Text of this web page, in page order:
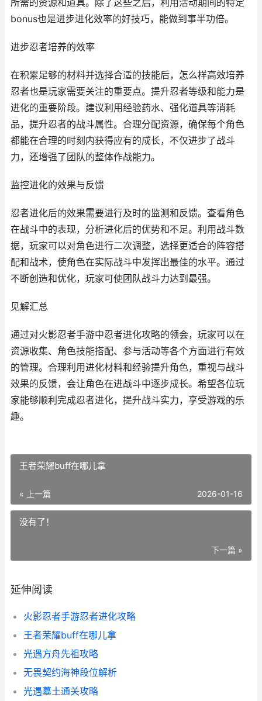
所需的资源和道具。除了这些之后，利用活动期间的特定
bonus也是进步进化效率的好技巧，能做到事半功倍。
进步忍者培养的效率
在积累足够的材料并选择合适的技能后，怎么样高效培养
忍者也是玩家需要关注的重要点。提升忍者等级和能力是
进化的重要阶段。建议利用经验药水、强化道具等消耗
品，提升忍者的战斗属性。合理分配资源，确保每个角色
都能在合理的时刻内获得应有的成长，不仅进步了战斗
力，还增强了团队的整体作战能力。
监控进化的效果与反馈
忍者进化后的效果需要进行及时的监测和反馈。查看角色
在战斗中的表现，分析进化后的优势和不足。利用战斗数
据，玩家可以对角色进行二次调整，选择更适合的阵容搭
配和战术，使角色在实际战斗中发挥出最佳的水平。通过
不断创造和优化，玩家可使团队战斗力达到最强。
见解汇总
通过对火影忍者手游中忍者进化攻略的领会，玩家可以在
资源收集、角色技能搭配、参与活动等各个方面进行有效
的管理。合理利用进化材料和经验提升角色，重视与战斗
效果的反馈，会让角色在进战斗中逐步成长。希望各位玩
家能够顺利完成忍者进化，提升战斗实力，享受游戏的乐
趣。
王者荣耀buff在哪儿拿
« 上一篇 2026-01-16
没有了！
下一篇 »
延伸阅读
火影忍者手游忍者进化攻略
王者荣耀buff在哪儿拿
光遇方舟先祖攻略
无畏契约海神段位解析
光遇墓土通关攻略